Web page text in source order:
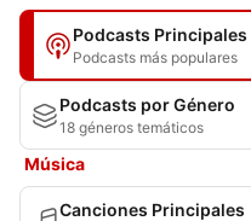
Podcasts Principales
Podcasts más populares
Podcasts por Género
18 géneros temáticos
Música
Canciones Principales